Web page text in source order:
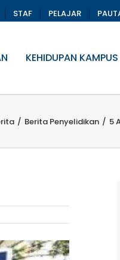
STAF PELAJAR
KEHIDUPAN KAMPUS
/ Berita Penyelidikan / 5